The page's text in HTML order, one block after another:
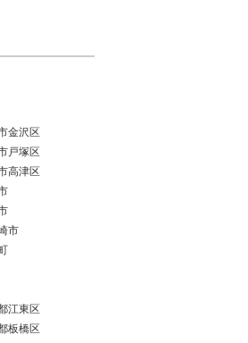
金沢区
戸塚区
高津区
市
江東区
板橋区